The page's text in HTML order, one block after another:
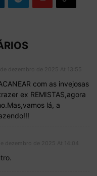
com as invejosas
ex REMISTAS,agora
lá, a